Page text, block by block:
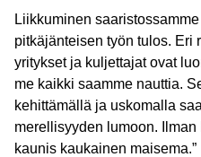
Liikkuminen
pitkäjänteisen työn tulos. Eri
yritykset ja kuljettajat ovat
me kaikki saamme nauttia.
kehittämällä ja uskomalla
merellisyyden lumoon.
kaunis kaukainen maisema.”